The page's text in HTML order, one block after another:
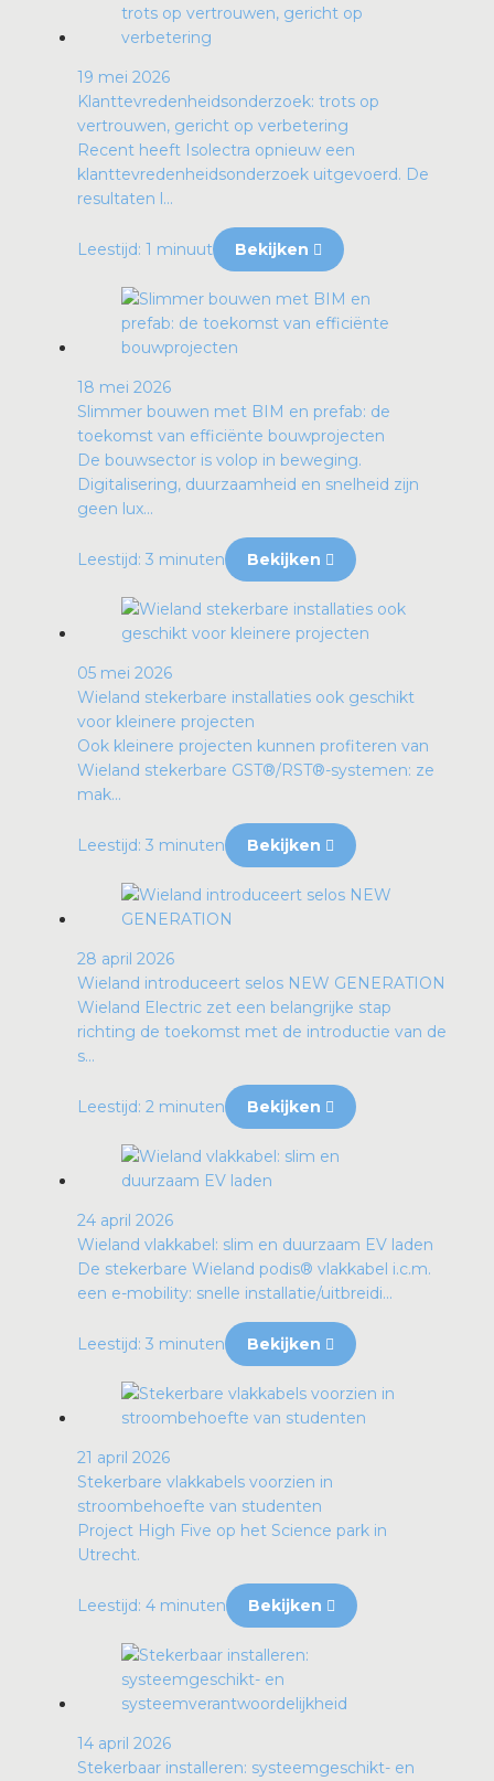
19 mei 2026
Klanttevredenheidsonderzoek: trots op
vertrouwen, gericht op verbetering
Recent heeft Isolectra opnieuw een
klanttevredenheidsonderzoek uitgevoerd. De
resultaten l...
Leestijd: 1 minuut Bekijken
18 mei 2026
Slimmer bouwen met BIM en prefab: de
toekomst van efficiënte bouwprojecten
De bouwsector is volop in beweging.
Digitalisering, duurzaamheid en snelheid zijn
geen lux...
Leestijd: 3 minuten Bekijken
05 mei 2026
Wieland stekerbare installaties ook geschikt
voor kleinere projecten
Ook kleinere projecten kunnen profiteren van
Wieland stekerbare GST®/RST®-systemen: ze
mak...
Leestijd: 3 minuten Bekijken
28 april 2026
Wieland introduceert selos NEW GENERATION
Wieland Electric zet een belangrijke stap
richting de toekomst met de introductie van de
s...
Leestijd: 2 minuten Bekijken
24 april 2026
Wieland vlakkabel: slim en duurzaam EV laden
De stekerbare Wieland podis® vlakkabel i.c.m.
een e-mobility: snelle installatie/uitbreidi...
Leestijd: 3 minuten Bekijken
21 april 2026
Stekerbare vlakkabels voorzien in
stroombehoefte van studenten
Project High Five op het Science park in
Utrecht.
Leestijd: 4 minuten Bekijken
14 april 2026
Stekerbaar installeren: systeemgeschikt- en